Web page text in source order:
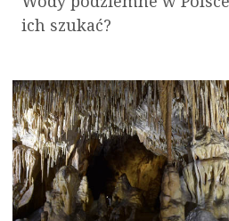
ich szukać?